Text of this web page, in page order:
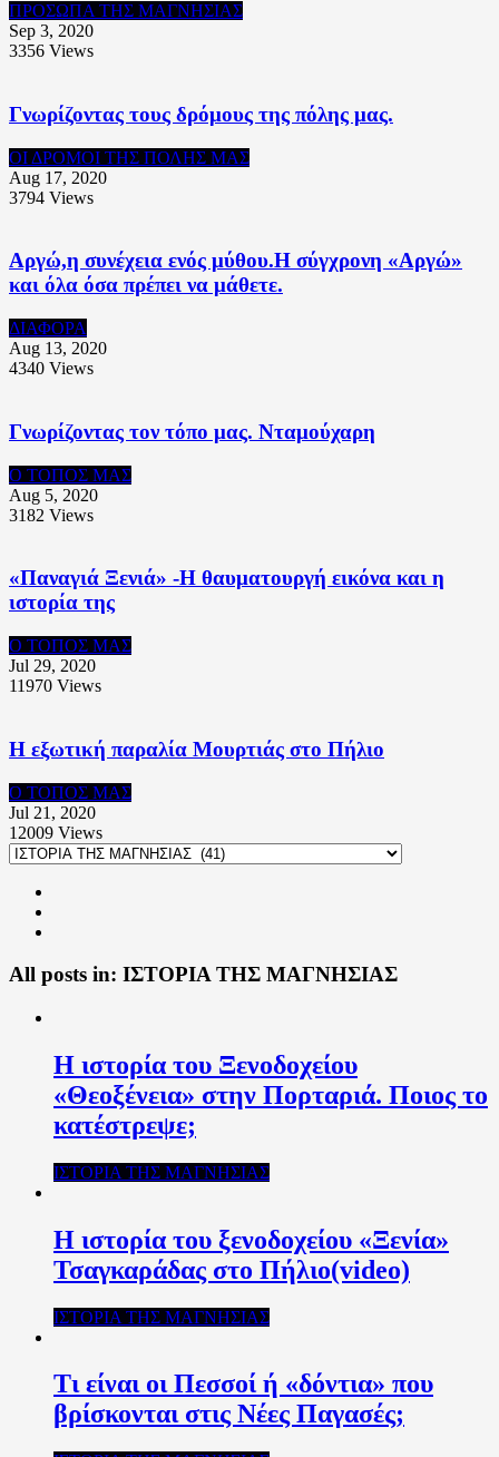
ΠΡΟΣΩΠΑ ΤΗΣ ΜΑΓΝΗΣΙΑΣ
Sep 3, 2020
3356 Views
Γνωρίζοντας τους δρόμους της πόλης μας.
ΟΙ ΔΡΟΜΟΙ ΤΗΣ ΠΟΛΗΣ ΜΑΣ
Aug 17, 2020
3794 Views
Αργώ,η συνέχεια ενός μύθου.Η σύγχρονη «Αργώ»
και όλα όσα πρέπει να μάθετε.
ΔΙΑΦΟΡΑ
Aug 13, 2020
4340 Views
Γνωρίζοντας τον τόπο μας. Νταμούχαρη
Ο ΤΟΠΟΣ ΜΑΣ
Aug 5, 2020
3182 Views
«Παναγιά Ξενιά» -Η θαυματουργή εικόνα και η
ιστορία της
Ο ΤΟΠΟΣ ΜΑΣ
Jul 29, 2020
11970 Views
Η εξωτική παραλία Μουρτιάς στο Πήλιο
Ο ΤΟΠΟΣ ΜΑΣ
Jul 21, 2020
12009 Views
All posts in: ΙΣΤΟΡΙΑ ΤΗΣ ΜΑΓΝΗΣΙΑΣ
Η ιστορία του Ξενοδοχείου
«Θεοξένεια» στην Πορταριά. Ποιος το
κατέστρεψε;
ΙΣΤΟΡΙΑ ΤΗΣ ΜΑΓΝΗΣΙΑΣ
Η ιστορία του ξενοδοχείου «Ξενία»
Τσαγκαράδας στο Πήλιο(video)
ΙΣΤΟΡΙΑ ΤΗΣ ΜΑΓΝΗΣΙΑΣ
Τι είναι οι Πεσσοί ή «δόντια» που
βρίσκονται στις Νέες Παγασές;